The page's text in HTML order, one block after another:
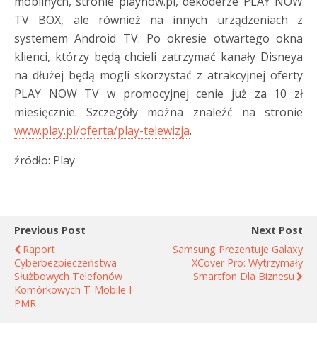
TV BOX, ale również na innych urządzeniach z
systemem Android TV. Po okresie otwartego okna
klienci, którzy będą chcieli zatrzymać kanały Disneya
na dłużej będą mogli skorzystać z atrakcyjnej oferty
PLAY NOW TV w promocyjnej cenie już za 10 zł
miesięcznie. Szczegóły można znaleźć na stronie
www.play.pl/oferta/play-telewizja.
źródło: Play
Previous Post
Raport
Cyberbezpieczeństwa
Służbowych Telefonów
Komórkowych T‑Mobile I
PMR
Next Post
Samsung Prezentuje Galaxy
XCover Pro: Wytrzymały
Smartfon Dla Biznesu